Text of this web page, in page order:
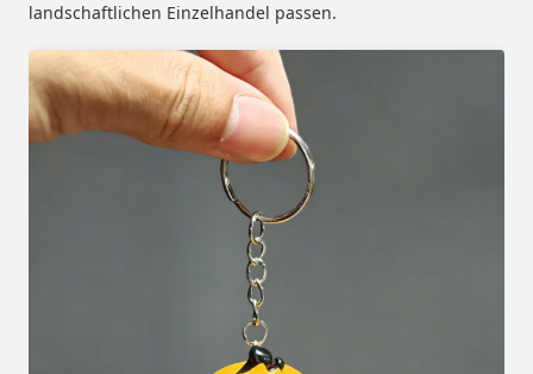
landschaftlichen Einzelhandel passen.